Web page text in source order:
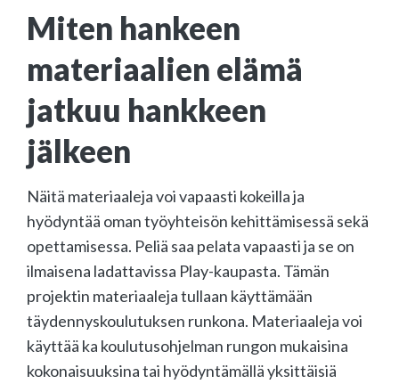
Miten hankeen
materiaalien elämä
jatkuu hankkeen
jälkeen
Näitä materiaaleja voi vapaasti kokeilla ja
hyödyntää oman työyhteisön kehittämisessä sekä
opettamisessa. Peliä saa pelata vapaasti ja se on
ilmaisena ladattavissa Play-kaupasta. Tämän
projektin materiaaleja tullaan käyttämään
täydennyskoulutuksen runkona. Materiaaleja voi
käyttää ka koulutusohjelman rungon mukaisina
kokonaisuuksina tai hyödyntämällä yksittäisiä